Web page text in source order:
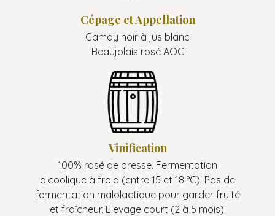
Cépage et Appellation
Gamay noir à jus blanc
Beaujolais rosé AOC
Vinification
100% rosé de presse. Fermentation
alcoolique à froid (entre 15 et 18 °C). Pas de
fermentation malolactique pour garder fruité
et fraîcheur. Elevage court (2 à 5 mois).